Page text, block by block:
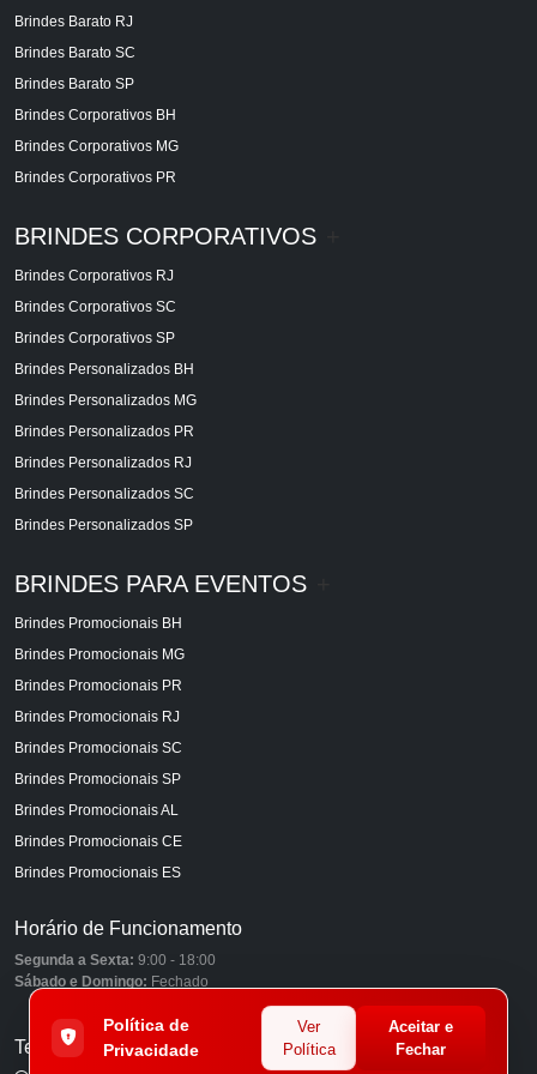
Brindes Barato RJ
Brindes Barato SC
Brindes Barato SP
Brindes Corporativos BH
Brindes Corporativos MG
Brindes Corporativos PR
BRINDES CORPORATIVOS
Brindes Corporativos RJ
Brindes Corporativos SC
Brindes Corporativos SP
Brindes Personalizados BH
Brindes Personalizados MG
Brindes Personalizados PR
Brindes Personalizados RJ
Brindes Personalizados SC
Brindes Personalizados SP
BRINDES PARA EVENTOS
Brindes Promocionais BH
Brindes Promocionais MG
Brindes Promocionais PR
Brindes Promocionais RJ
Brindes Promocionais SC
Brindes Promocionais SP
Brindes Promocionais AL
Brindes Promocionais CE
Brindes Promocionais ES
Horário de Funcionamento
Segunda a Sexta: 9:00 - 18:00
Sábado e Domingo: Fechado
Telefones
Política de
Privacidade
Ver
Política
Aceitar e
Fechar